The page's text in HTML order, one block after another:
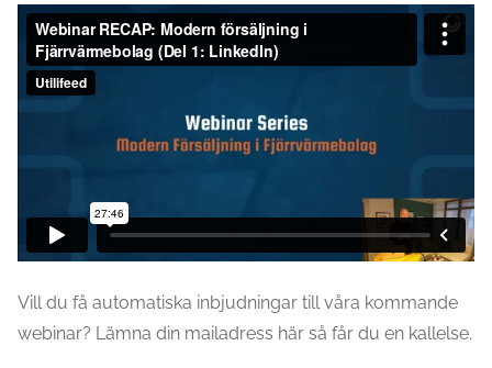
Vill du få automatiska inbjudningar till våra kommande
webinar? Lämna din mailadress här så får du en kallelse.